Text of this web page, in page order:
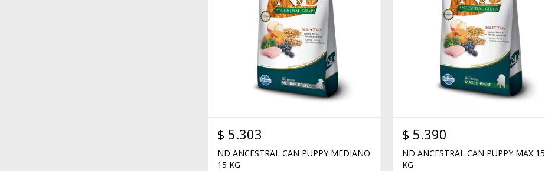
$ 5.303
ND ANCESTRAL CAN PUPPY MEDIANO
15 KG
$ 5.390
ND ANCESTRAL CAN PUPPY MAX 15
KG